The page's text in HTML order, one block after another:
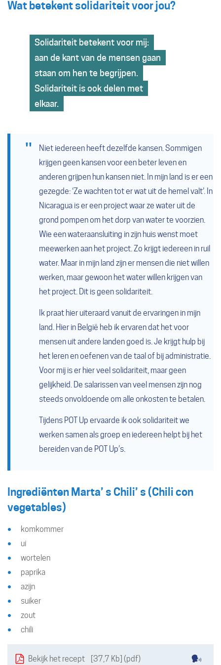
Wat betekent solidariteit voor jou?
Solidariteit betekent voor mij:
aan de kant van de mensen gaan
staan om hen te begrijpen.
Solidariteit is ook delen met
elkaar.
Niet iedereen heeft dezelfde kansen. Sommigen
krijgen geen kansen voor een beter leven en
anderen grijpen hun kansen niet. In mijn land is er een
gezegde: ‘Ze wachten tot er wat uit de hemel valt’. In
Nicaragua is er een project waar ze water uit de
grond pompen om het dorp van water te voorzien.
Wie een wateraansluiting in zijn huis wenst moet
meewerken aan het project. Zo krijgt iedereen in ruil
water. Maar in mijn land zijn er mensen die niet willen
werken, maar gewoon het water willen krijgen van
het project. Dit is geen solidariteit.
Ik praat hier uiteraard vanuit de ervaringen in mijn
land. Hier in België heb ik ervaren dat het voor
mensen uit andere landen goed is. Je krijgt hulp bij
het leren en oefenen van de taal of bij administratie.
Voor mij is er hier veel solidariteit, maar geen
gelijkheid. De salarissen van veel mensen zijn nog
steeds onvoldoende om alle onkosten te betalen.
Tijdens POT Up ervaarde ik ook solidariteit we
werken samen als groep en iedereen helpt bij het
bereiden van de POT Up’s.
Ingrediënten Marta’ s Chili’ s (Chili con
vegetables)
komkommer
ui
wortelen
paprika
azijn
suiker
zout
chili
Downloads
Bekijk het recept 37,7 Kb pdf
Lees